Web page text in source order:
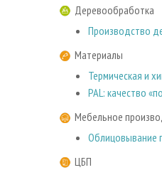
Деревообработка
Производство
Материалы
Термическая и
PAL: качeствo
Мебельное
Облицовывание
ЦБП